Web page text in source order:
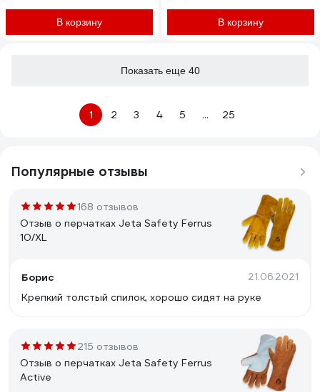
В корзину В корзину
Показать еще 40
1 2 3 4 5 ... 25
Популярные отзывы
168 отзывов
Отзыв о перчатках Jeta Safety Ferrus
10/XL
Борис 21.06.2021
Крепкий толстый спилок, хорошо сидят на руке
215 отзывов
Отзыв о перчатках Jeta Safety Ferrus
Active